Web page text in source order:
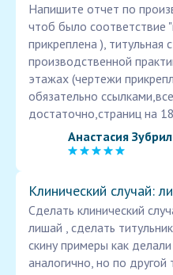
Напишите отчет по
чтоб было соответствие
прикреплена ), титульная
производственной
этажах (чертежи
обязательно
достаточно,страниц на
Анастасия
Клинический случай:
Сделать клинический
лишай , сделать
скину примеры как
аналогично, но по другой